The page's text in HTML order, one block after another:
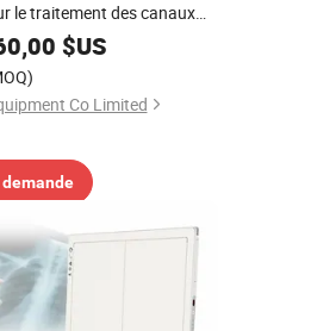
le traitement des canaux
$US
Co Limited
demande